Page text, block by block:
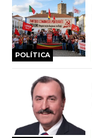
POLÍTICA